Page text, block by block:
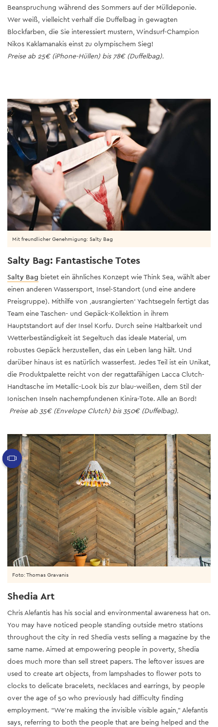
Beanspruchung während des Sommers auf der Mülldeponie.
Wer weiß, vielleicht verhalf die Duffelbag in gewagten
Blockfarben, die Sie interessiert mustern, Windsurf-Champion
Nikos Kaklamanakis einst zu olympischem Sieg!
Preise ab 25€ (iPhone-Hüllen) bis 78€ (Duffelbag).
Mit freundlicher Genehmigung: Salty Bag
Salty Bag: Fantastische Totes
Salty Bag bietet ein ähnliches Konzept wie Think Sea, wählt aber
einen anderen Wassersport, Insel-Standort (und eine andere
Preisgruppe). Mithilfe von ‚ausrangierten‘ Yachtsegeln fertigt das
Team eine Taschen- und Gepäck-Kollektion in ihrem
Hauptstandort auf der Insel Korfu. Durch seine Haltbarkeit und
Wetterbeständigkeit ist Segeltuch das ideale Material, um
robustes Gepäck herzustellen, das ein Leben lang hält. Und
darüber hinaus ist es natürlich wasserfest. Jedes Teil ist ein Unikat,
die Produktpalette reicht von der regattafähigen Lacca Clutch-
Handtasche im Metallic-Look bis zur blau-weißen, dem Stil der
Ionischen Inseln nachempfundenen Kinira-Tote. Alle an Bord!
Preise ab 35€ (Envelope Clutch) bis 350€ (Duffelbag).
Shedia Art
Chris Alefantis has his social and environmental awareness hat on.
You may have noticed people standing outside metro stations
throughout the city in red Shedia vests selling a magazine by the
same name. Aimed at empowering people in poverty, Shedia
does much more than sell street papers. The leftover issues are
used to create art objects, from lampshades to flower pots to
clocks to delicate bracelets, necklaces and earrings, by people
over the age of 50 who previously had difficulty finding
employment. “We’re making the invisible visible again,” Alefantis
says, referring to both the people that are being helped and the
Foto: Thomas Gravanis